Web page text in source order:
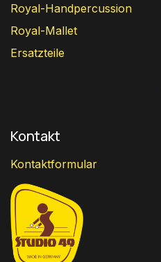
Royal-Handpercussion
Royal-Mallet
Ersatzteile
Kontakt
Kontaktformular